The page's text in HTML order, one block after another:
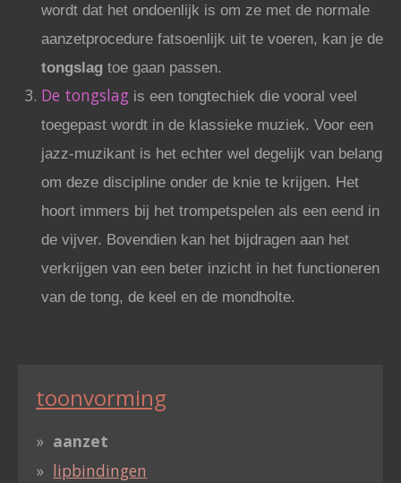
wordt dat het ondoenlijk is om ze met de normale
aanzetprocedure fatsoenlijk uit te voeren, kan je de
tongslag toe gaan passen.
De tongslag is een tongtechiek die vooral veel
toegepast wordt in de klassieke muziek. Voor een
jazz-muzikant is het echter wel degelijk van belang
om deze discipline onder de knie te krijgen. Het
hoort immers bij het trompetspelen als een eend in
de vijver. Bovendien kan het bijdragen aan het
verkrijgen van een beter inzicht in het functioneren
van de tong, de keel en de mondholte.
toonvorming
aanzet
lipbindingen